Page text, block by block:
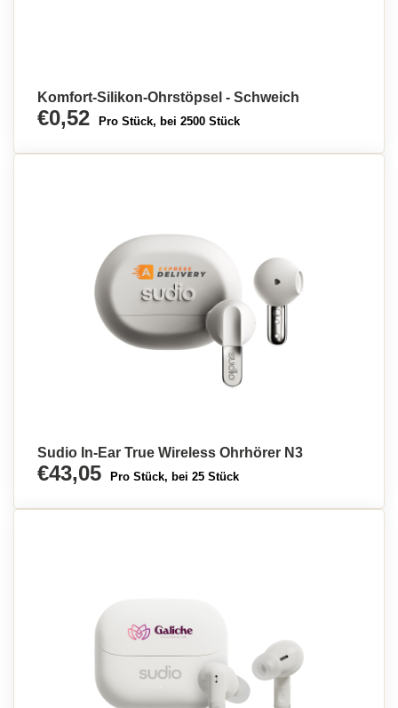
Komfort-Silikon-Ohrstöpsel - Schweich
€0,52 Pro Stück, bei 2500 Stück
Sudio In-Ear True Wireless Ohrhörer N3
€43,05 Pro Stück, bei 25 Stück